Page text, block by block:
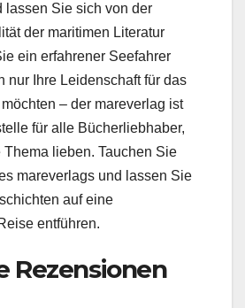
lassen Sie sich von der
der maritimen Literatur
ein erfahrener Seefahrer
nur Ihre Leidenschaft für das
– der mareverlag ist
für alle Bücherliebhaber,
lieben. Tauchen Sie
mareverlags und lassen Sie
auf eine
entführen.
Rezensionen